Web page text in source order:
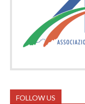
FOLLOW US